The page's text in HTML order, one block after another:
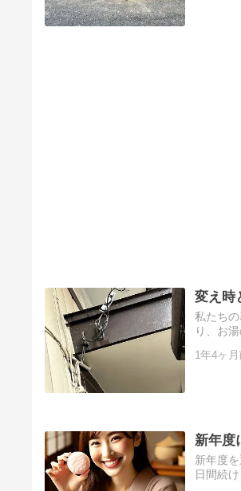
変え時
私たち
り、お
1年4ヶ
新年度
新年度
日間続